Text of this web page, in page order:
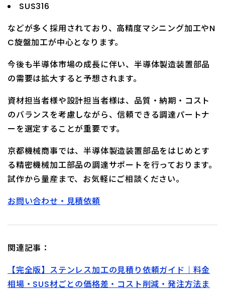
SUS316
などが多く採用されており、高精度マシニング加工やN
C旋盤加工が中心となります。
今後も半導体市場の成長に伴い、半導体製造装置部品
の需要は拡大すると予想されます。
資材担当者様や設計担当者様は、品質・納期・コスト
のバランスを考慮しながら、信頼できる調達パートナ
ーを選定することが重要です。
京都機械商事では、半導体製造装置部品をはじめとす
る精密機械加工部品の調達サポートを行っております。
試作から量産まで、お気軽にご相談ください。
お問い合わせ・見積依頼
関連記事：
【完全版】ステンレス加工の見積り依頼ガイド｜料金
相場・SUS材ごとの価格差・コスト削減・発注方法ま